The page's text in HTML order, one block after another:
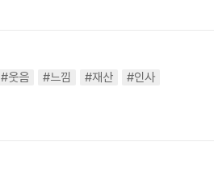
#웃음 #느낌 #재산
#인사